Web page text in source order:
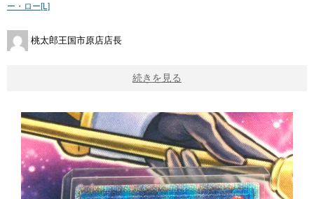
ー・ロー[L]
桃太郎王国市原店店長
続きを見る